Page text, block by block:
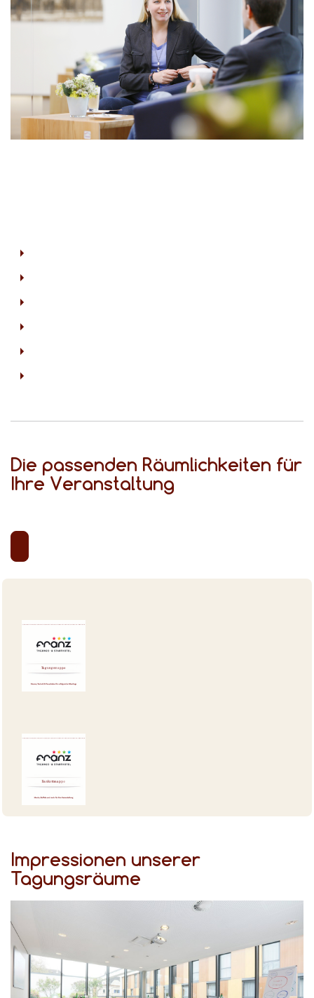
Die passenden Räumlichkeiten für
Ihre Veranstaltung
Impressionen unserer
Tagungsräume